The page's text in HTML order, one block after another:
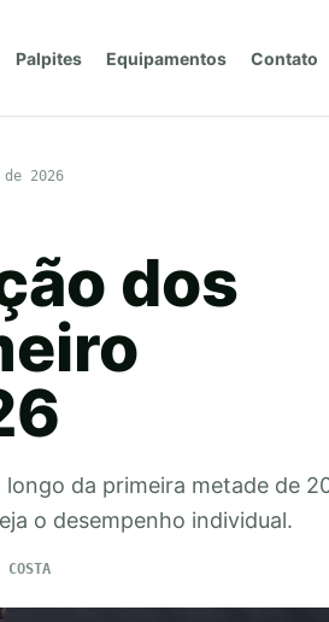
Palpites Equipamentos Contato
2026
dos
da primeira metade de
o desempenho individual.
COSTA